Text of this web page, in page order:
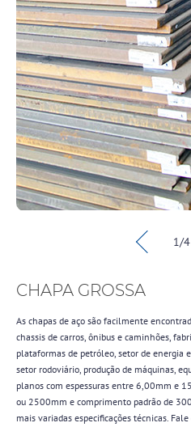
1/4
CHAPA GROSSA
As chapas de aço são facilmente
chassis de carros, ônibus e caminhões,
plataformas de petróleo, setor de energia
setor rodoviário, produção de máquinas,
planos com espessuras entre 6,00mm e
ou 2500mm e comprimento padrão de
mais variadas especificações técnicas.
se
Para ver
conteúdo e
novidades
mail,
formulário
Ao
dados
para
da nossa
se
Antes de
fale um
sobre
dados
com
para